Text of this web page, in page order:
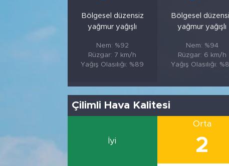
Bölgesel düzensiz
yağmur yağışlı
Nem: %92
Rüzgar: 7 km/h
Yağış Olasılığı: %89
Bölgesel
yağmur yağışlı
Nem: %94
Rüzgar: 6 km/h
Yağış Olasılığı:
Çilimli Hava Kalitesi
İyi
Orta
2